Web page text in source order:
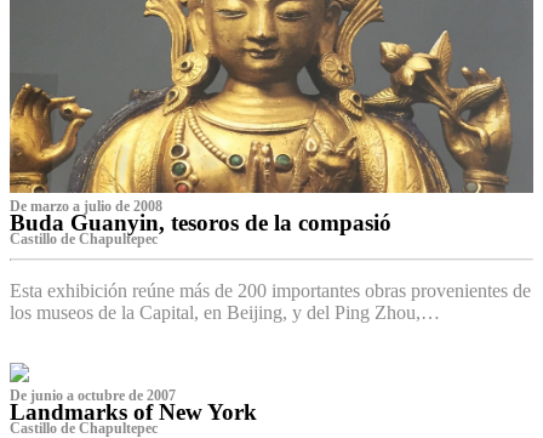
De marzo a julio de 2008
Buda Guanyin, tesoros de la compasió
Castillo de Chapultepec
Esta exhibición reúne más de 200 importantes obras provenientes de
los museos de la Capital, en Beijing, y del Ping Zhou,…
De junio a octubre de 2007
Landmarks of New York
Castillo de Chapultepec